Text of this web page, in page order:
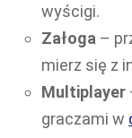
wyścigi.
Załoga –
mierz się z
Multiplayer
graczami w